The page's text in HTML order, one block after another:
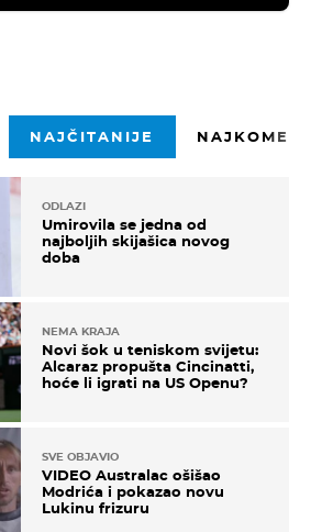
NAJČITANIJE
ODLAZI
Umirovila se jedna od
najboljih skijašica novog
doba
NEMA KRAJA
Novi šok u teniskom svijetu:
Alcaraz propušta Cincinatti,
hoće li igrati na US Openu?
SVE OBJAVIO
VIDEO Australac ošišao
Modrića i pokazao novu
Lukinu frizuru